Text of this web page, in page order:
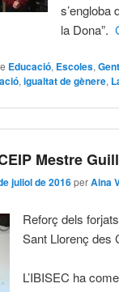
s’engloba
la Dona”.
Educació, Escoles,
,igualtat de gènere,
Mestre
juliol de 2016 perAina
Reforç dels
Sant Llorenç des
L’IBISEC ha